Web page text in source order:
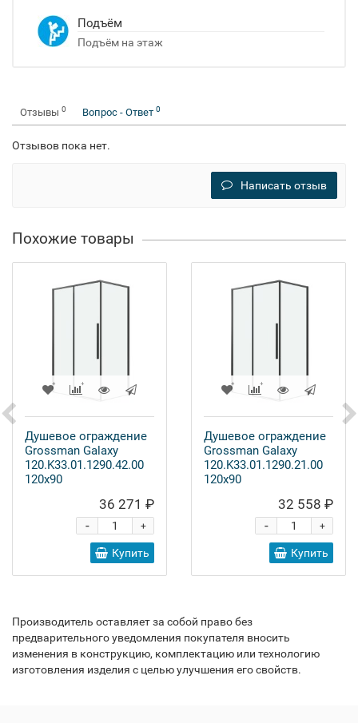
Подъём
Подъём на этаж
Отзывы 0 Вопрос - Ответ 0
Отзывов пока нет.
Написать отзыв
Похожие товары
Душевое ограждение
Grossman Galaxy
120.K33.01.1290.42.00
120x90
36 271 ₽
+
-
Купить
Душевое ограждение
Grossman Galaxy
120.K33.01.1290.21.00
120x90
32 558 ₽
+
-
Купить
Производитель оставляет за собой право без
предварительного уведомления покупателя вносить
изменения в конструкцию, комплектацию или технологию
изготовления изделия с целью улучшения его свойств.